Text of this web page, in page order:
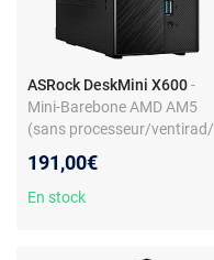
ASRock DeskMini X600-
Mini-Barebone AMD AM5
(sans processeur/ventirad/
stème)
191,00€
En stock